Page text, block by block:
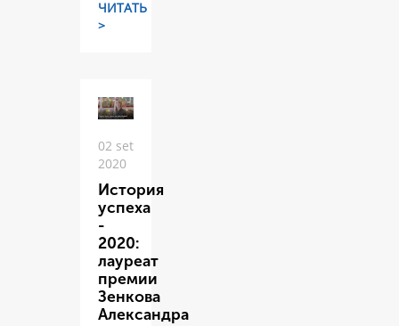
ЧИТАТЬ
>
02 set
2020
История
успеха
-
2020:
лауреат
премии
Зенкова
Александра